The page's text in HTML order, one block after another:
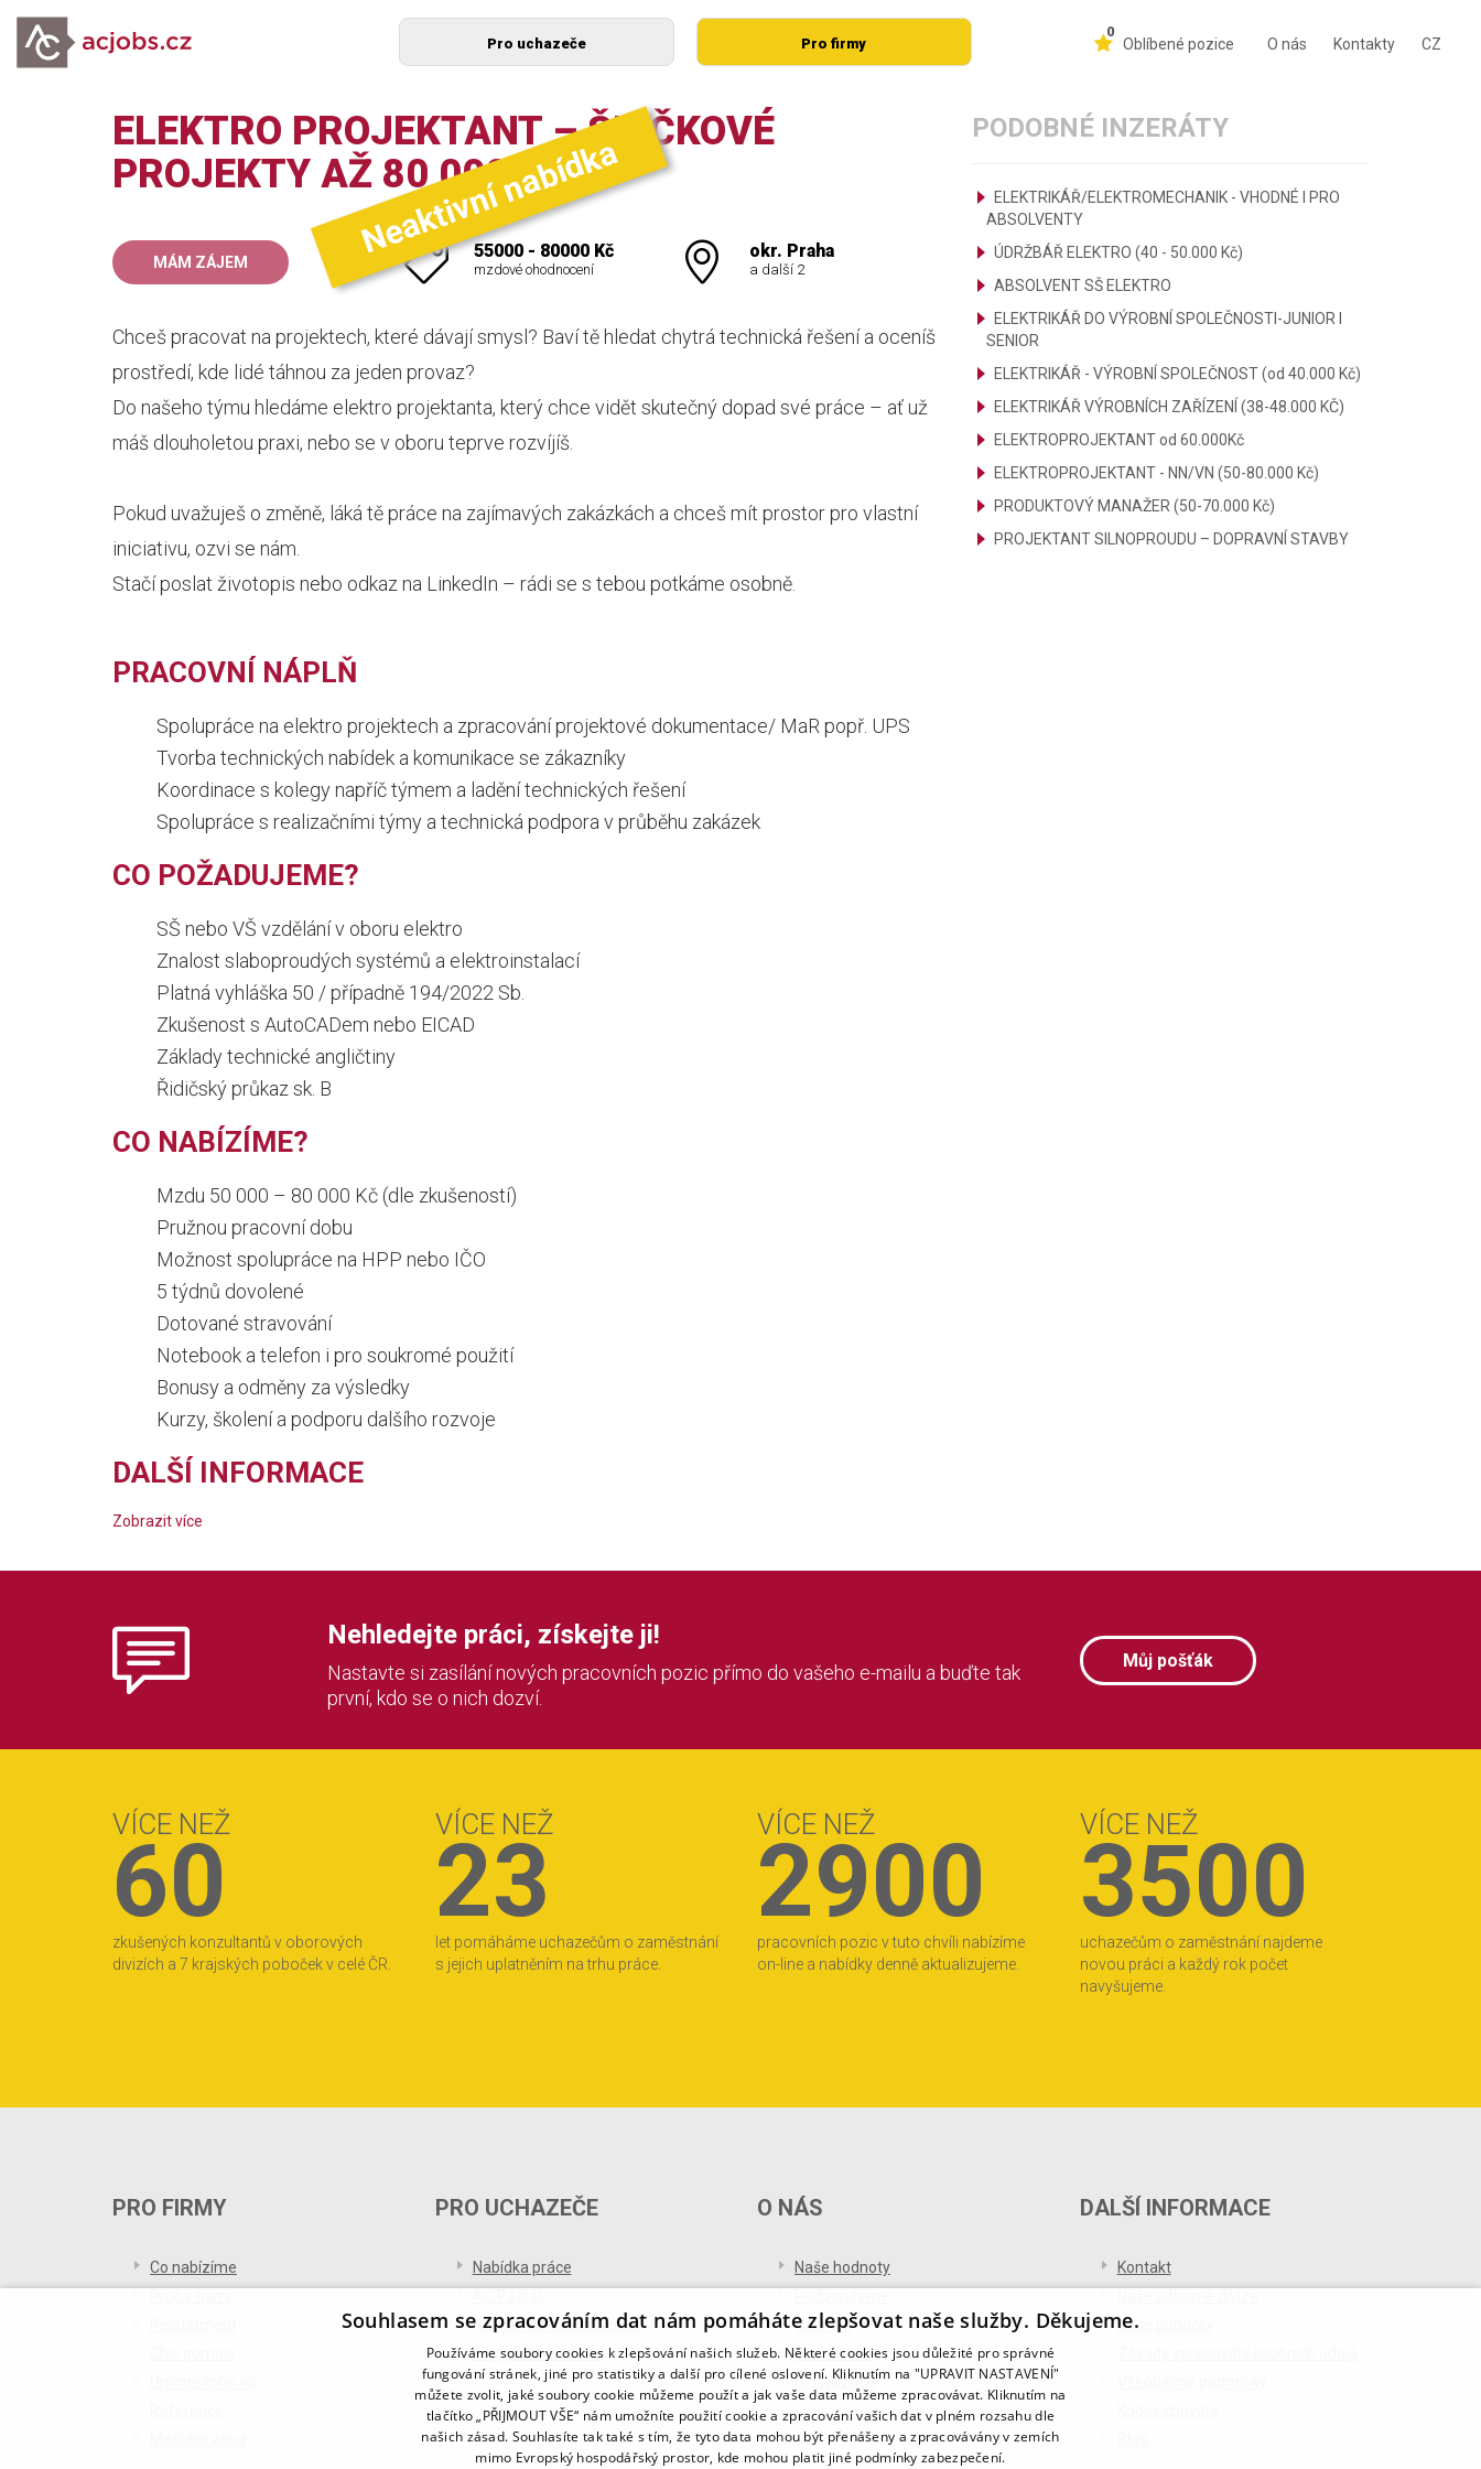
Pro uchazeče Pro firmy
0
Oblíbené pozice O nás Kontakty CZ
ELEKTRO PROJEKTANT – ŠPIČKOVÉ
PROJEKTY AŽ 80 000 KČ
Neaktivní nabídka
MÁM ZÁJEM
55000 - 80000 Kč
mzdové ohodnocení
okr. Praha
a další 2
Chceš pracovat na projektech, které dávají smysl? Baví tě hledat chytrá technická řešení a oceníš
prostředí, kde lidé táhnou za jeden provaz?
Do našeho týmu hledáme elektro projektanta, který chce vidět skutečný dopad své práce – ať už
máš dlouholetou praxi, nebo se v oboru teprve rozvíjíš.
Pokud uvažuješ o změně, láká tě práce na zajímavých zakázkách a chceš mít prostor pro vlastní
iniciativu, ozvi se nám.
Stačí poslat životopis nebo odkaz na LinkedIn – rádi se s tebou potkáme osobně.
PRACOVNÍ NÁPLŇ
Spolupráce na elektro projektech a zpracování projektové dokumentace/ MaR popř. UPS
Tvorba technických nabídek a komunikace se zákazníky
Koordinace s kolegy napříč týmem a ladění technických řešení
Spolupráce s realizačními týmy a technická podpora v průběhu zakázek
CO POŽADUJEME?
SŠ nebo VŠ vzdělání v oboru elektro
Znalost slaboproudých systémů a elektroinstalací
Platná vyhláška 50 / případně 194/2022 Sb.
Zkušenost s AutoCADem nebo EICAD
Základy technické angličtiny
Řidičský průkaz sk. B
CO NABÍZÍME?
Mzdu 50 000 – 80 000 Kč (dle zkušeností)
Pružnou pracovní dobu
Možnost spolupráce na HPP nebo IČO
5 týdnů dovolené
Dotované stravování
Notebook a telefon i pro soukromé použití
Bonusy a odměny za výsledky
Kurzy, školení a podporu dalšího rozvoje
DALŠÍ INFORMACE
Zobrazit více
PODOBNÉ INZERÁTY
ELEKTRIKÁŘ/ELEKTROMECHANIK - VHODNÉ I PRO
ABSOLVENTY
ÚDRŽBÁŘ ELEKTRO (40 - 50.000 Kč)
ABSOLVENT SŠ ELEKTRO
ELEKTRIKÁŘ DO VÝROBNÍ SPOLEČNOSTI-JUNIOR I
SENIOR
ELEKTRIKÁŘ - VÝROBNÍ SPOLEČNOST (od 40.000 Kč)
ELEKTRIKÁŘ VÝROBNÍCH ZAŘÍZENÍ (38-48.000 KČ)
ELEKTROPROJEKTANT od 60.000Kč
ELEKTROPROJEKTANT - NN/VN (50-80.000 Kč)
PRODUKTOVÝ MANAŽER (50-70.000 Kč)
PROJEKTANT SILNOPROUDU – DOPRAVNÍ STAVBY
Nehledejte práci, získejte ji!
Nastavte si zasílání nových pracovních pozic přímo do vašeho e-mailu a buďte tak
první, kdo se o nich dozví.
Můj pošťák
VÍCE NEŽ
60
zkušených konzultantů v oborových
divizích a 7 krajských poboček v celé ČR.
VÍCE NEŽ
23
let pomáháme uchazečům o zaměstnání
s jejich uplatněním na trhu práce.
VÍCE NEŽ
2900
pracovních pozic v tuto chvíli nabízíme
on-line a nabídky denně aktualizujeme.
VÍCE NEŽ
3500
uchazečům o zaměstnání najdeme
novou práci a každý rok počet
navyšujeme.
PRO FIRMY
Co nabízíme
PRO UCHAZEČE
Nabídka práce
Reference od uchazečů
Blog pro uchazeče
O NÁS
Naše hodnoty
Ocenění
Partnerství
Digitalizace
DALŠÍ INFORMACE
Kontakt
Naše pobočky
Souhlasem se zpracováním dat nám pomáháte zlepšovat naše služby. Děkujeme.
Používáme soubory cookies k zlepšování našich služeb. Některé cookies jsou důležité pro správné
fungování stránek, jiné pro statistiky a další pro cílené oslovení. Kliknutím na "UPRAVIT NASTAVENÍ"
můžete zvolit, jaké soubory cookie můžeme použít a jak vaše data můžeme zpracovávat. Kliknutím na
tlačítko „PŘIJMOUT VŠE“ nám umožníte použití cookie a zpracování vašich dat v plném rozsahu dle
našich zásad. Souhlasíte tak také s tím, že tyto data mohou být přenášeny a zpracovávány v zemích
mimo Evropský hospodářský prostor, kde mohou platit jiné podmínky zabezpečení.